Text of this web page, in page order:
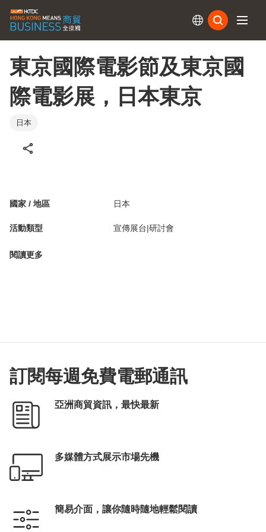
東京國際電影節及東京國
際電影展，日本東京
日本
國家 / 地區 日本
活動類型 宣傳展台|研討會
閱讀更多
訂閱每週免費電郵通訊
亞洲商貿資訊，最快最新
多媒體方式展示市場先機
簡易介面，讓你隨時隨地輕鬆閱讀